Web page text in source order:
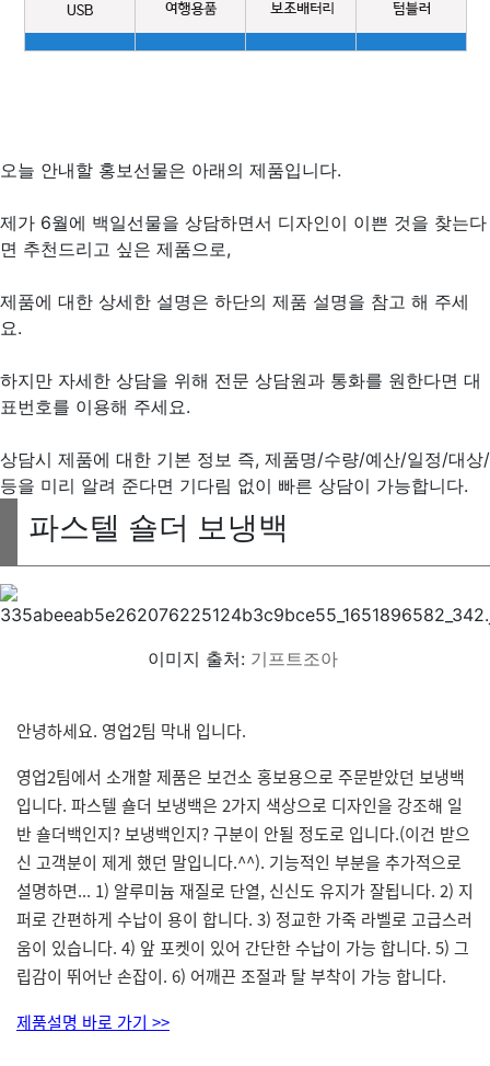
오늘 안내할 홍보선물은 아래의 제품입니다.
제가 6월에 백일선물을 상담하면서 디자인이 이쁜 것을 찾는다
면 추천드리고 싶은 제품으로,
제품에 대한 상세한 설명은 하단의 제품 설명을 참고 해 주세
요.
하지만 자세한 상담을 위해 전문 상담원과 통화를 원한다면 대
표번호를 이용해 주세요.
상담시 제품에 대한 기본 정보 즉, 제품명/수량/예산/일정/대상/
등을 미리 알려 준다면 기다림 없이 빠른 상담이 가능합니다.
파스텔 숄더 보냉백
이미지 출처: 기프트조아
안녕하세요. 영업2팀 막내 입니다.
영업2팀에서 소개할 제품은 보건소 홍보용으로 주문받았던 보냉백
입니다. 파스텔 숄더 보냉백은 2가지 색상으로 디자인을 강조해 일
반 숄더백인지? 보냉백인지? 구분이 안될 정도로 입니다.(이건 받으
신 고객분이 제게 했던 말입니다.^^). 기능적인 부분을 추가적으로
설명하면... 1) 알루미늄 재질로 단열, 신신도 유지가 잘됩니다. 2) 지
퍼로 간편하게 수납이 용이 합니다. 3) 정교한 가죽 라벨로 고급스러
움이 있습니다. 4) 앞 포켓이 있어 간단한 수납이 가능 합니다. 5) 그
립감이 뛰어난 손잡이. 6) 어깨끈 조절과 탈 부착이 가능 합니다.
제품설명 바로 가기 >>